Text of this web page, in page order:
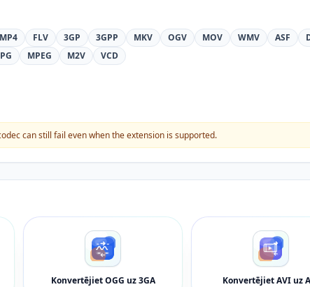
MP4 FLV 3GP 3GPP MKV OGV MOV WMV ASF
MPEG M2V VCD
can still fail even when the extension is supported.
Konvertējiet OGG uz 3GA Konvertējiet AVI uz